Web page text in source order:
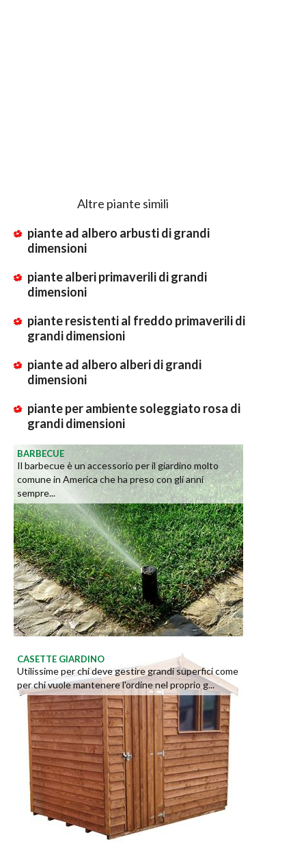
Altre piante simili
piante ad albero arbusti di grandi
dimensioni
piante alberi primaverili di grandi
dimensioni
piante resistenti al freddo primaverili di
grandi dimensioni
piante ad albero alberi di grandi
dimensioni
piante per ambiente soleggiato rosa di
grandi dimensioni
BARBECUE
Il barbecue è un accessorio per il giardino molto
comune in America che ha preso con gli anni
sempre...
CASETTE GIARDINO
Utilissime per chi deve gestire grandi superfici come
per chi vuole mantenere l'ordine nel proprio g...